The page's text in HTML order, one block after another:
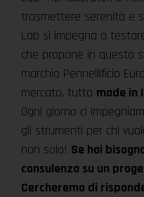
trasmettere serenità e
Lab si impegna a
che propone in questo
marchio Pennellificio
mercato, tutto made in
Ogni giorno ci
gli strumenti per chi
non solo! Se hai
consulenza su un
Cercheremo di